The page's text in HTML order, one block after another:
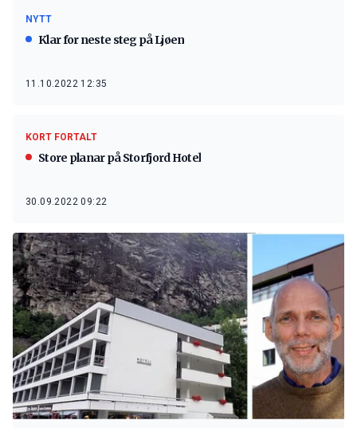
NYTT
Klar for neste steg på Ljøen
11.10.2022 12:35
KORT FORTALT
Store planar på Storfjord Hotel
30.09.2022 09:22